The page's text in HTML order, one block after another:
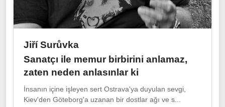
Jiří Surůvka
Sanatçı ile memur birbirini anlamaz,
zaten neden anlasınlar ki
İnsanın içine işleyen sert Ostrava'ya duyulan sevgi,
Kiev'den Göteborg'a uzanan bir dostlar ağı ve s...